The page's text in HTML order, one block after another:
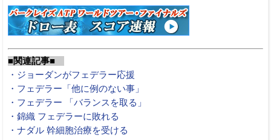
■関連記事■
・ジョーダンがフェデラー応援
・フェデラー「他に例のない事」
・フェデラー 「バランスを取る」
・錦織 フェデラーに敗れる
・ナダル 幹細胞治療を受ける